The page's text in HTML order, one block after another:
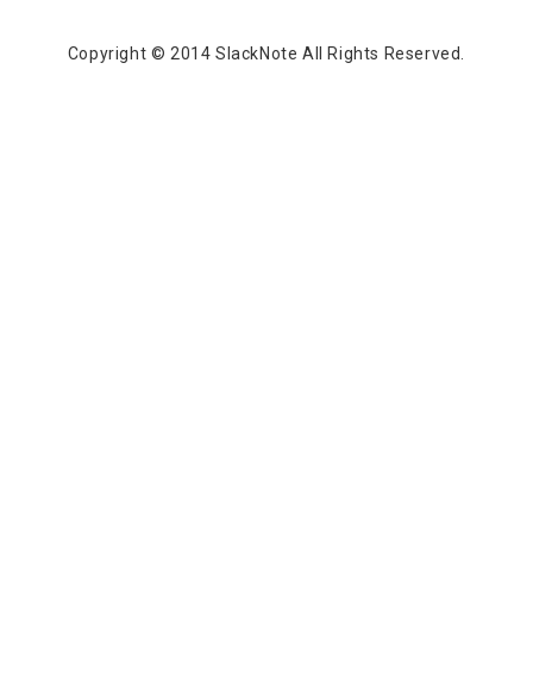
Copyright © 2014 SlackNote All Rights Reserved.